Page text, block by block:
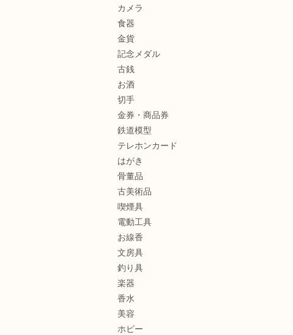
カメラ
食器
金貨
記念メダル
古銭
お酒
切手
金券・商品券
鉄道模型
テレホンカード
はがき
骨董品
古美術品
喫煙具
電動工具
お線香
文房具
釣り具
楽器
香水
美容
ホビー